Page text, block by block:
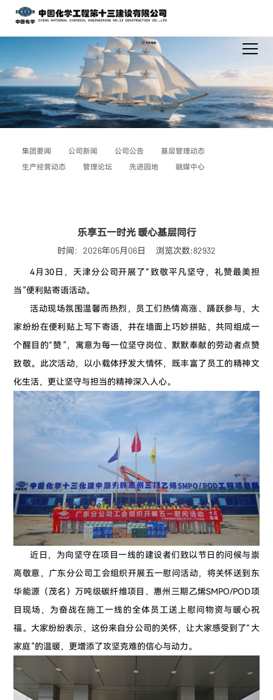
集团要闻 公司新闻 公司公告
基层管理动态
生产经营动态
管理论坛 先进园地 融媒中心
乐享五一时光 暖心基层同行
时间：2026年05月06日 浏览次数:82932
4月30日，天津分公司开展了“致敬平凡坚守，礼赞最美担
当”便利贴寄语活动。
活动现场氛围温馨而热烈，员工们热情高涨、踊跃参与，大
家纷纷在便利贴上写下寄语，并在墙面上巧妙拼贴，共同组成一
个醒目的“赞”，寓意为每一位坚守岗位、默默奉献的劳动者点赞
致敬。此次活动，以小载体抒发大情怀，既丰富了员工的精神文
化生活，更让坚守与担当的精神深入人心。
近日，为向坚守在项目一线的建设者们致以节日的问候与崇
高敬意，广东分公司工会组织开展五一慰问活动，将关怀送到东
华能源（茂名）万吨级碳纤维项目、惠州三期乙烯SMPO/POD项
目现场，为奋战在施工一线的全体员工送上慰问物资与暖心祝
福。大家纷纷表示，这份来自分公司的关怀，让大家感受到了“大
家庭”的温暖，更增添了攻坚克难的信心与动力。